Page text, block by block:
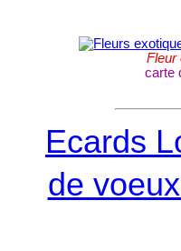
Fleur
carte
Ecards
de